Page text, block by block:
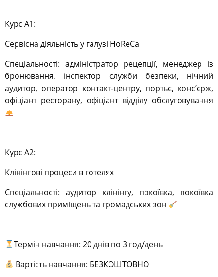
Курс А1:
Сервісна діяльність у галузі HoReCa
Спеціальності: адміністратор рецепції, менеджер із
бронювання, інспектор служби безпеки, нічний
аудитор, оператор контакт-центру, портьє, конс’єрж,
офіціант ресторану, офіціант відділу обслуговування
Курс А2:
Клінінгові процеси в готелях
Спеціальності: аудитор клінінгу, покоївка, покоївка
службових приміщень та громадських зон
Термін навчання: 20 днів по 3 год/день
Вартість навчання: БЕЗКОШТОВНО